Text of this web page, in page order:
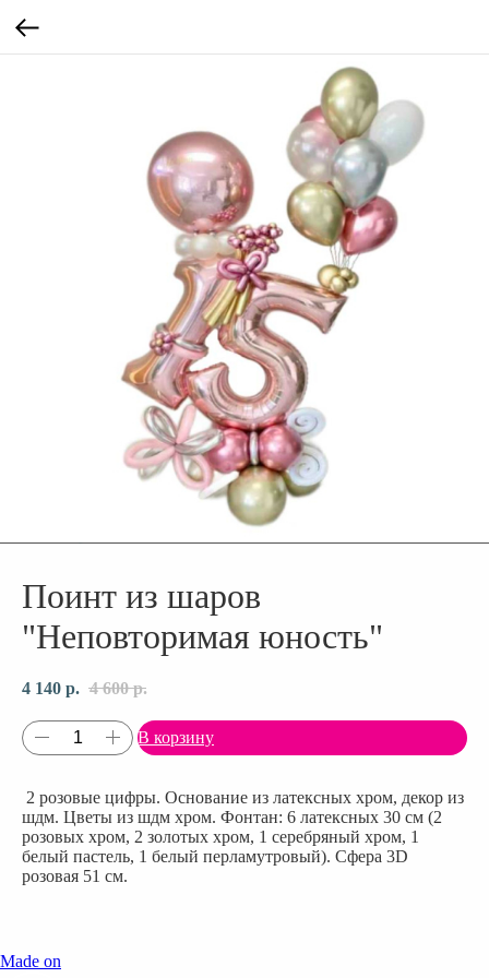
Поинт из шаров
"Неповторимая юность"
4 140 р. 4 600 р.
В корзину
2 розовые цифры. Основание из латексных хром, декор из
шдм. Цветы из шдм хром. Фонтан: 6 латексных 30 см (2
розовых хром, 2 золотых хром, 1 серебряный хром, 1
белый пастель, 1 белый перламутровый). Сфера 3D
розовая 51 см.
Made on